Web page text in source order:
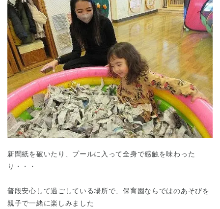
新聞紙を破いたり、プールに入って全身で感触を味わった
り・・・
普段安心して過ごしている場所で、保育園ならではのあそびを
親子で一緒に楽しみました